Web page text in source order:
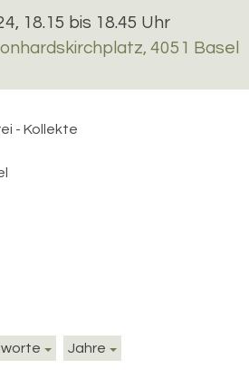
18.15 bis 18.45 Uhr
4051 Basel
- Kollekte
Jahre